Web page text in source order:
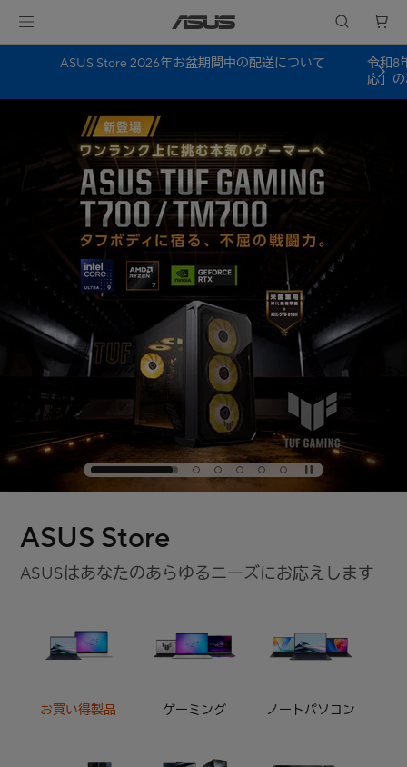
ASUS Store 2026年お盆期間中の配送について
令和8
応」
ASUS Store
ASUSはあなたのあらゆるニーズにお応えします
お買い得製品 ゲーミング ノートパソコン